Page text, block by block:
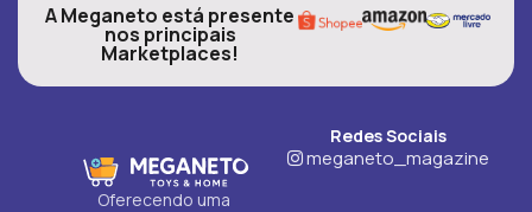
A Meganeto está presente
nos principais
Marketplaces!
Oferecendo uma
Redes Sociais
meganeto_magazine